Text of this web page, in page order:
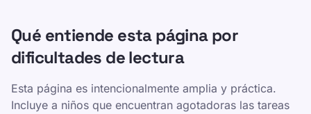
Qué entiende esta página por
dificultades de lectura
Esta página es intencionalmente amplia y práctica.
Incluye a niños que encuentran agotadoras las tareas